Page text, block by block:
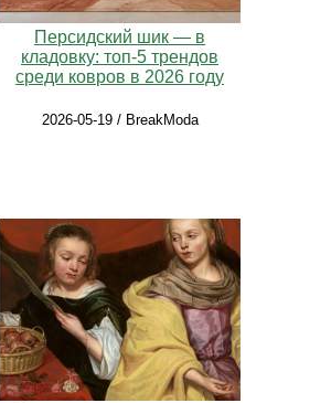
Персидский шик — в
кладовку: топ-5 трендов
среди ковров в 2026 году
2026-05-19 / BreakModa